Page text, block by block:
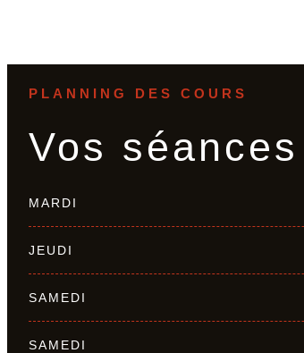
PLANNING DES COURS
Vos
MARDI
JEUDI
SAMEDI
SAMEDI